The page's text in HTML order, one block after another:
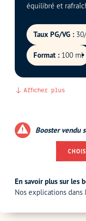
équilibré et
Taux PG/VG :
Format : 100 ml
Afficher plus
Booster vendu
En savoir plus sur les
Nos explications dans